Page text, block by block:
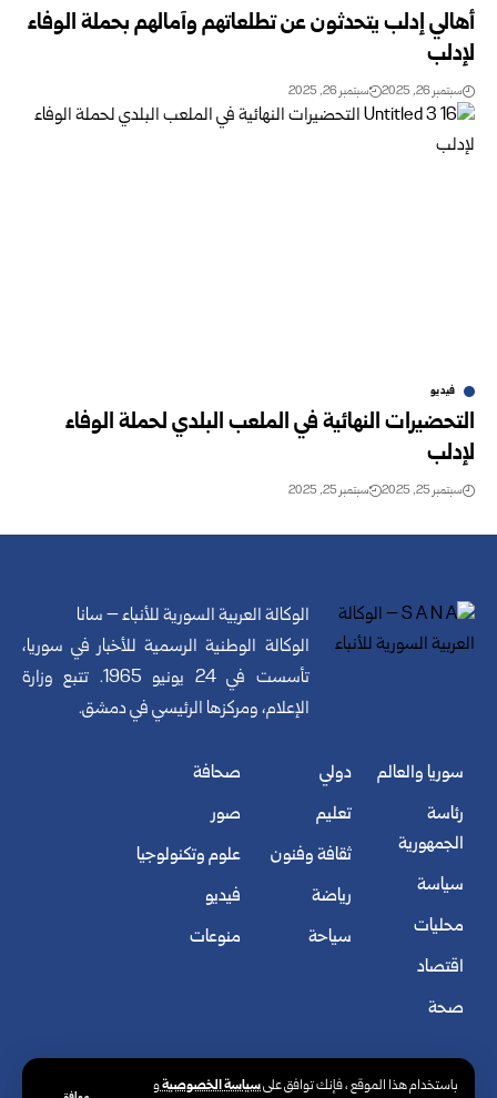
باستخدام هذا الموقع ، فإنك توافق علىسياسة الخصوصيةو
أهالي إدلب يتحدثون عن تطلعاتهم وآمالهم بحملة الوفاء
لإدلب
سبتمبر 26, 2025 سبتمبر 26, 2025
فيديو
التحضيرات النهائية في الملعب البلدي لحملة الوفاء
لإدلب
سبتمبر 25, 2025 سبتمبر 25, 2025
الوكالة العربية السورية للأنباء – سانا
الوكالة الوطنية الرسمية للأخبار في سوريا،
تأسست في 24 يونيو 1965. تتبع وزارة
الإعلام، ومركزها الرئيسي في دمشق.
سوريا والعالم
رئاسة
الجمهورية
سياسة
محليات
اقتصاد
صحة
دولي
تعليم
ثقافة وفنون
رياضة
سياحة
صحافة
صور
علوم وتكنولوجيا
فيديو
منوعات